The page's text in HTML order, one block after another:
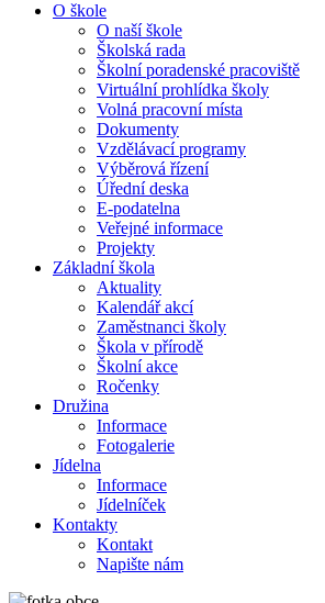
O škole
O naší škole
Školská rada
Školní poradenské pracoviště
Virtuální prohlídka školy
Volná pracovní místa
Dokumenty
Vzdělávací programy
Výběrová řízení
Úřední deska
E-podatelna
Veřejné informace
Projekty
Základní škola
Aktuality
Kalendář akcí
Zaměstnanci školy
Škola v přírodě
Školní akce
Ročenky
Družina
Informace
Fotogalerie
Jídelna
Informace
Jídelníček
Kontakty
Kontakt
Napište nám